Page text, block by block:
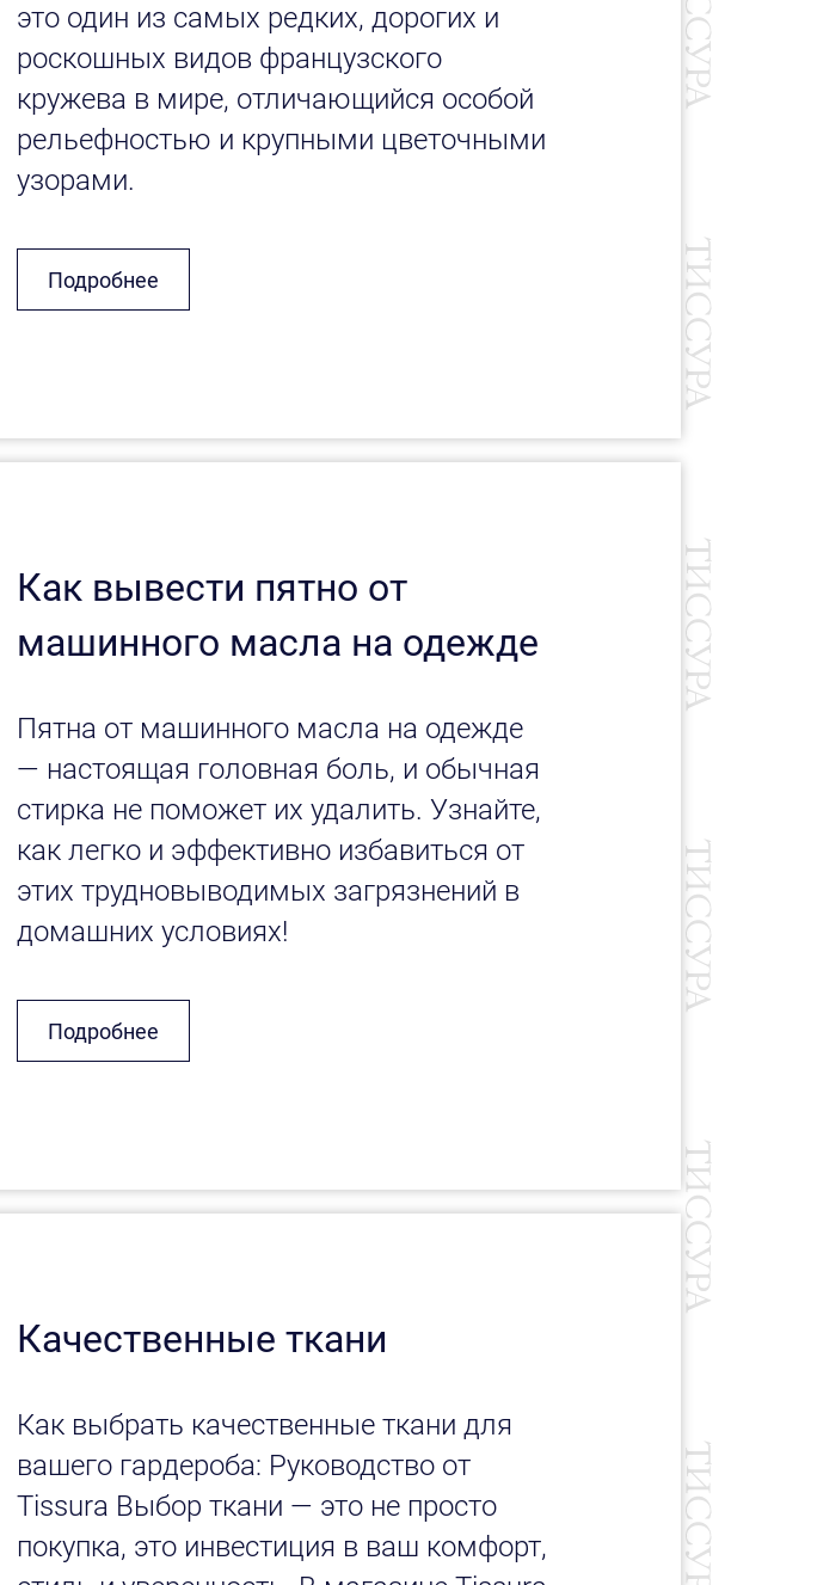
это один из самых редких, дорогих и
роскошных видов французского
кружева в мире, отличающийся особой
рельефностью и крупными цветочными
узорами.
Подробнее
Как вывести пятно от
машинного масла на одежде
Пятна от машинного масла на одежде
— настоящая головная боль, и обычная
стирка не поможет их удалить. Узнайте,
как легко и эффективно избавиться от
этих трудновыводимых загрязнений в
домашних условиях!
Подробнее
Качественные ткани
Как выбрать качественные ткани для
вашего гардероба: Руководство от
Tissura Выбор ткани — это не просто
покупка, это инвестиция в ваш комфорт,